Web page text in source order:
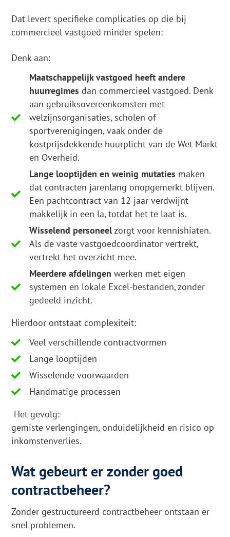
Dat levert specifieke complicaties op die bij
commercieel vastgoed minder spelen:
Denk aan:
Maatschappelijk vastgoed heeft andere
huurregimes dan commercieel vastgoed. Denk
aan gebruiksovereenkomsten met
welzijnsorganisaties, scholen of
sportverenigingen, vaak onder de
kostprijsdekkende huurplicht van de Wet Markt
en Overheid.
Lange looptijden en weinig mutaties maken
dat contracten jarenlang onopgemerkt blijven.
Een pachtcontract van 12 jaar verdwijnt
makkelijk in een la, totdat het te laat is.
Wisselend personeelzorgt voor kennishiaten.
Als de vaste vastgoedcoördinator vertrekt,
vertrekt het overzicht mee.
Meerdere afdelingen werken met eigen
systemen en lokale Excel-bestanden, zonder
gedeeld inzicht.
Hierdoor ontstaat complexiteit:
Veel verschillende contractvormen
Lange looptijden
Wisselende voorwaarden
Handmatige processen
Het gevolg:
gemiste verlengingen, onduidelijkheid en risico op
inkomstenverlies.
Wat gebeurt er zonder goed
contractbeheer?
Zonder gestructureerd contractbeheer ontstaan er
snel problemen.